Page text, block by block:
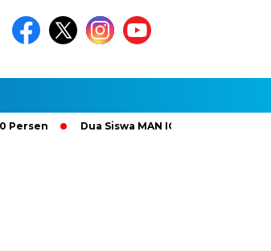
Dua Siswa MAN IC Serpong Wakili RI di